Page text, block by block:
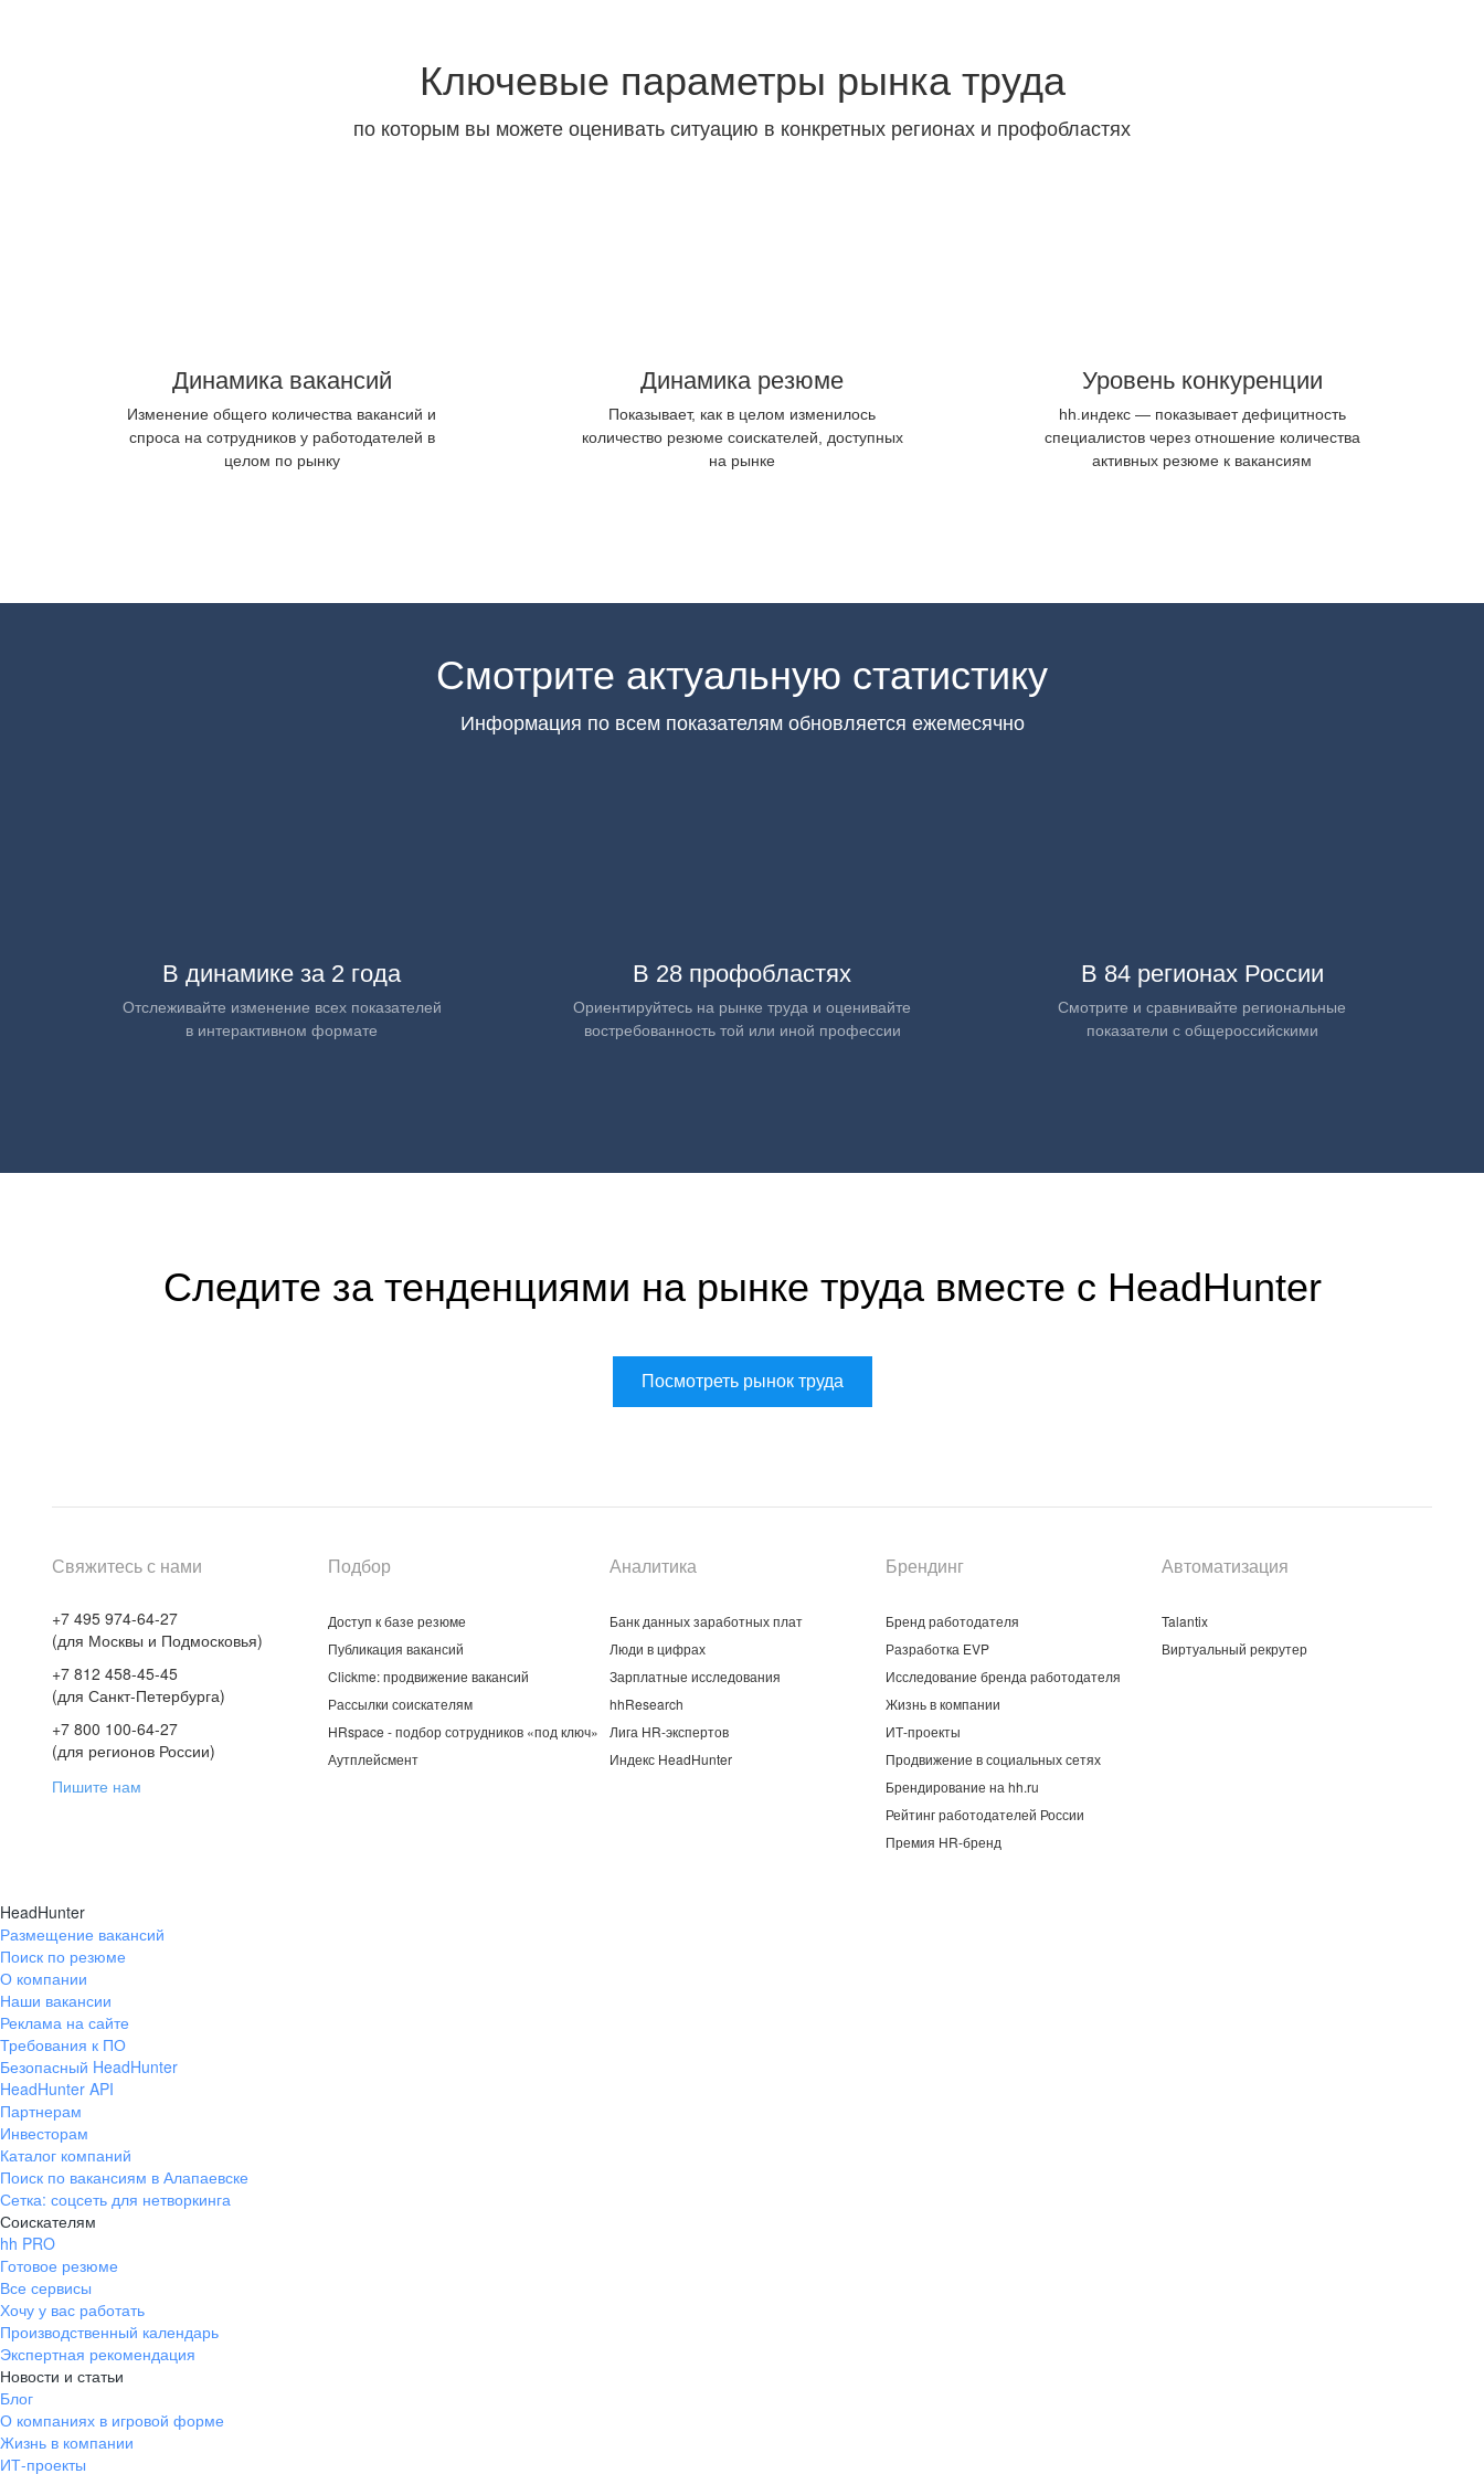
Ключевые параметры рынка труда
по которым вы можете оценивать ситуацию в конкретных регионах и профобластях
Динамика вакансий
Изменение общего количества вакансий и
спроса на сотрудников у работодателей в
целом по рынку
Динамика резюме
Показывает, как в целом изменилось
количество резюме соискателей, доступных
на рынке
Уровень конкуренции
hh.индекс — показывает дефицитность
специалистов через отношение количества
активных резюме к вакансиям
Смотрите актуальную статистику
Информация по всем показателям обновляется ежемесячно
В динамике за 2 года
Отслеживайте изменение всех показателей
в интерактивном формате
В 28 профобластях
Ориентируйтесь на рынке труда и оценивайте
востребованность той или иной профессии
В 84 регионах России
Смотрите и сравнивайте региональные
показатели с общероссийскими
Следите за тенденциями на рынке труда вместе с HeadHunter
Посмотреть рынок труда
Свяжитесь с нами
+7 495 974-64-27
(для Москвы и Подмосковья)
+7 812 458-45-45
(для Санкт-Петербурга)
+7 800 100-64-27
(для регионов России)
Пишите нам
Подбор
Доступ к базе резюме
Публикация вакансий
Clickme: продвижение вакансий
Рассылки соискателям
HRspace - подбор сотрудников «под ключ»
Аутплейсмент
Аналитика
Банк данных заработных плат
Люди в цифрах
Зарплатные исследования
hhResearch
Лига HR-экспертов
Индекс HeadHunter
Брендинг
Бренд работодателя
Разработка EVP
Исследование бренда работодателя
Жизнь в компании
ИТ-проекты
Продвижение в социальных сетях
Брендирование на hh.ru
Рейтинг работодателей России
Премия HR-бренд
Автоматизация
Talantix
Виртуальный рекрутер
HeadHunter
Размещение вакансий
Поиск по резюме
О компании
Наши вакансии
Реклама на сайте
Требования к ПО
Безопасный HeadHunter
HeadHunter API
Партнерам
Инвесторам
Каталог компаний
Поиск по вакансиям в Алапаевске
Сетка: соцсеть для нетворкинга
Соискателям
hh PRO
Готовое резюме
Все сервисы
Хочу у вас работать
Производственный календарь
Экспертная рекомендация
Новости и статьи
Блог
О компаниях в игровой форме
Жизнь в компании
ИТ-проекты